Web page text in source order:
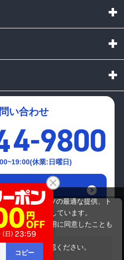
ありません
い合わせ
休業:日曜日)
こちら
よびコンテンツの最適な提供、ト
Cookieを使用しています。
、Cookieの利用に同意したことも
をご確認ください。